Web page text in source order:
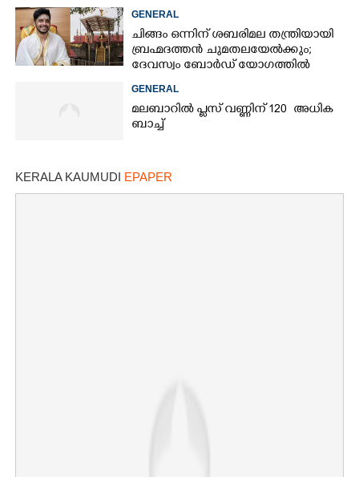
GENERAL
ചിങ്ങം ഒന്നിന് ശബരിമല തന്ത്രിയായി
ബ്രഹ്മദത്തൻ ചുമതലയേൽക്കും;
ദേവസ്വം ബോർഡ് യോഗത്തിൽ
GENERAL
മലബാറിൽ പ്ലസ് വണ്ണിന് 120 അധിക
ബാച്ച്
KERALA KAUMUDI EPAPER
×
Share this link